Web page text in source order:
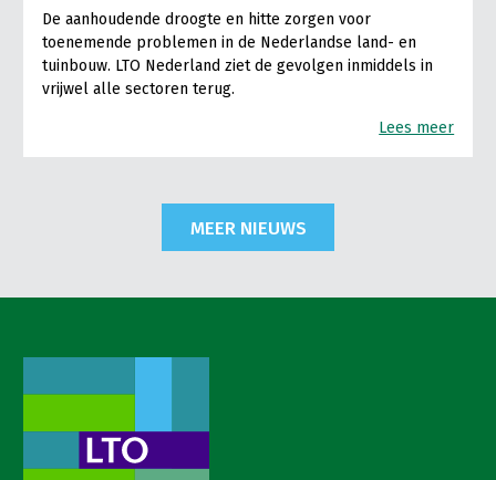
De aanhoudende droogte en hitte zorgen voor
toenemende problemen in de Nederlandse land- en
tuinbouw. LTO Nederland ziet de gevolgen inmiddels in
vrijwel alle sectoren terug.
Lees meer
MEER NIEUWS